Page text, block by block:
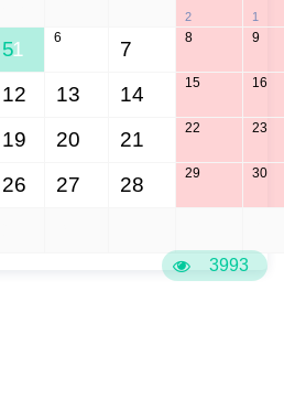
3993
2 1
51 6 7 8 9
12 13 14 15 16
19 20 21 22 23
26 27 28 29 30